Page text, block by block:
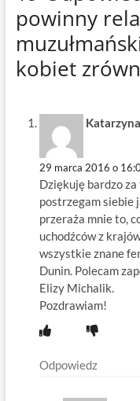
powinny
kobiet
Katarzyna
29 marca 2016 o
Dziękuję bardzo
postrzegam siebie
przeraża mnie to,
uchodźców z
wszystkie znane
Dunin. Polecam
Elizy Michalik.
Pozdrawiam!
Odpowiedz